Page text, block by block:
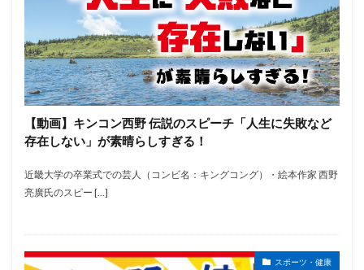
【動画】キンコン西野 伝説のスピーチ「人生に失敗など
存在しない」が素晴らしすぎる！
近畿大学の卒業式での芸人（コンビ名：キングコング）・絵本作家 西野
亮廣氏のスピー […]
スポーツ・健康